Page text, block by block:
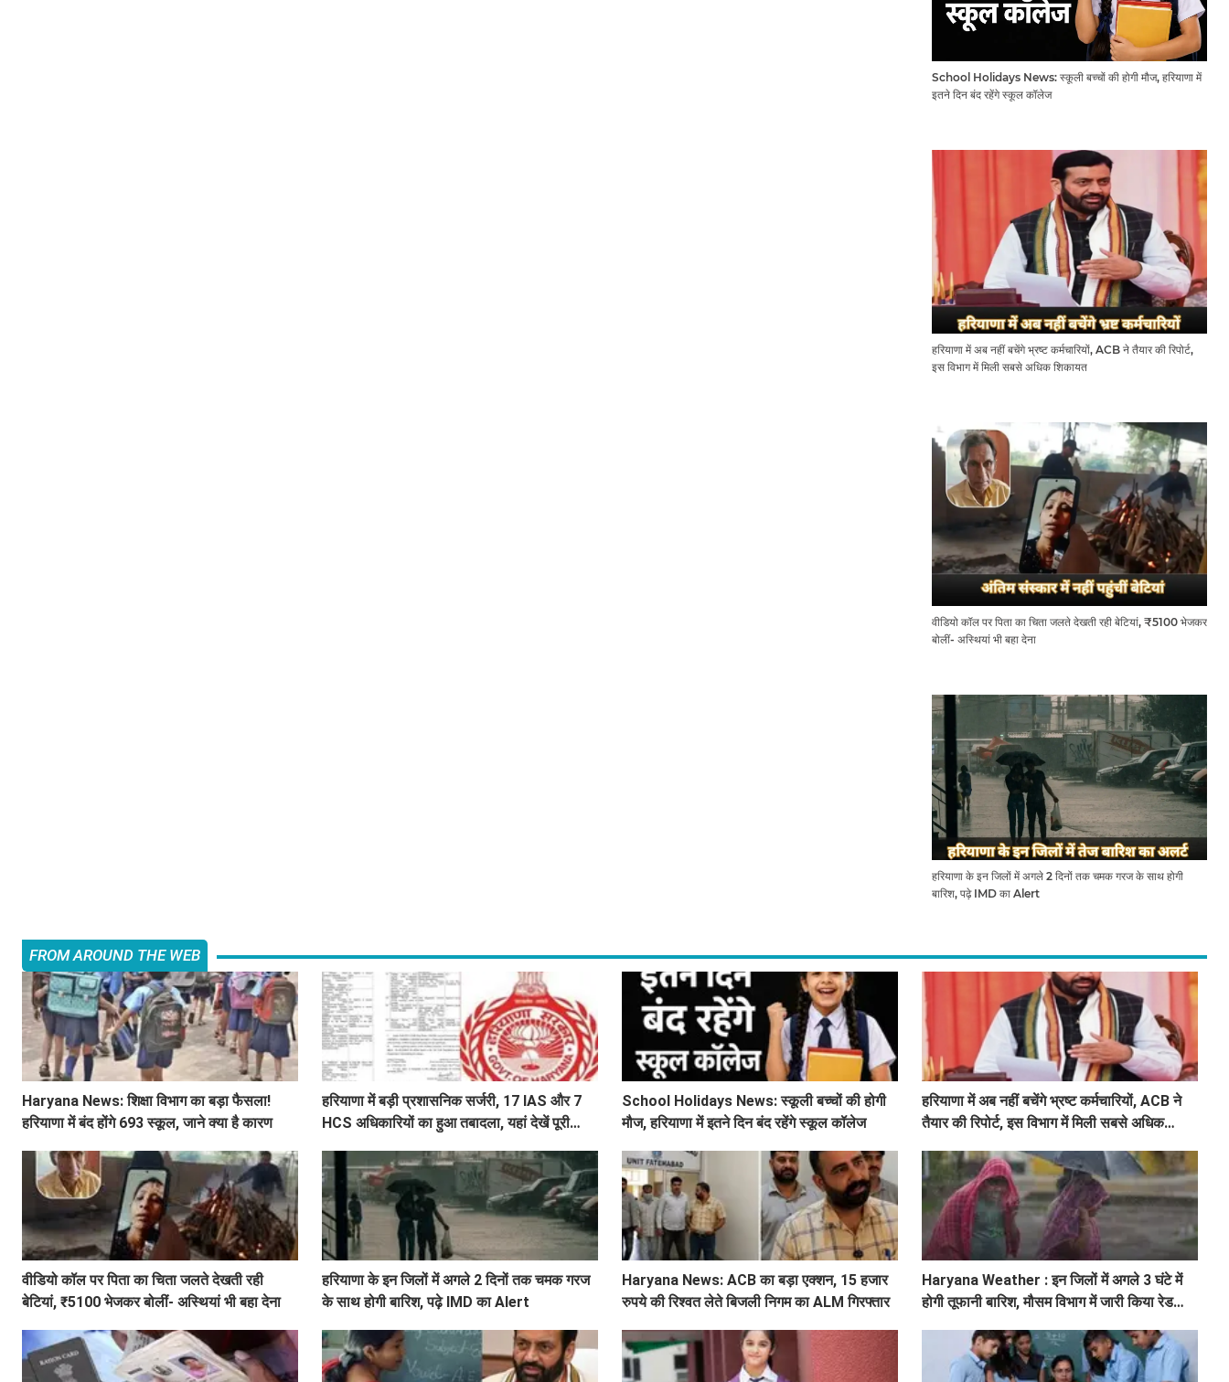
School Holidays News: स्कूली बच्चों की होगी मौज, हरियाणा में
इतने दिन बंद रहेंगे स्कूल कॉलेज
हरियाणा में अब नहीं बचेंगे भ्रष्ट कर्मचारियों, ACB ने तैयार की रिपोर्ट,
इस विभाग में मिली सबसे अधिक शिकायत
वीडियो कॉल पर पिता का चिता जलते देखती रही बेटियां, ₹5100 भेजकर
बोलीं- अस्थियां भी बहा देना
हरियाणा के इन जिलों में अगले 2 दिनों तक चमक गरज के साथ होगी
बारिश, पढ़े IMD का Alert
FROM AROUND THE WEB
Haryana News: शिक्षा विभाग का बड़ा फैसला!
हरियाणा में बंद होंगे 693 स्कूल, जाने क्या है कारण
हरियाणा में बड़ी प्रशासनिक सर्जरी, 17 IAS और 7
HCS अधिकारियों का हुआ तबादला, यहां देखें पूरी
School Holidays News: स्कूली बच्चों की होगी
मौज, हरियाणा में इतने दिन बंद रहेंगे स्कूल कॉलेज
हरियाणा में अब नहीं बचेंगे भ्रष्ट कर्मचारियों, ACB ने
तैयार की रिपोर्ट, इस विभाग में मिली सबसे अधिक
वीडियो कॉल पर पिता का चिता जलते देखती रही
बेटियां, ₹5100 भेजकर बोलीं- अस्थियां भी बहा देना
हरियाणा के इन जिलों में अगले 2 दिनों तक चमक गरज
के साथ होगी बारिश, पढ़े IMD का Alert
Haryana News: ACB का बड़ा एक्शन, 15 हजार
रुपये की रिश्वत लेते बिजली निगम का ALM गिरफ्तार
Haryana Weather : इन जिलों में अगले 3 घंटे में
होगी तूफानी बारिश, मौसम विभाग में जारी किया रेड